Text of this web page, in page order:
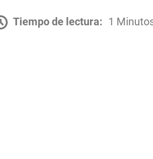
Tiempo de lectura: 1